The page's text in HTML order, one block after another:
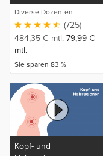
Diverse Dozenten
(725)
484,35€mtl. 79,99 €
mtl.
Sie sparen 83 %
Kopf- und